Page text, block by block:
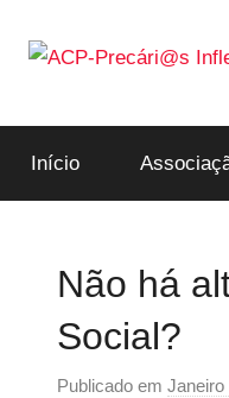
para
ACP-
Início
Não há
Social?
Publicado em Janeiro